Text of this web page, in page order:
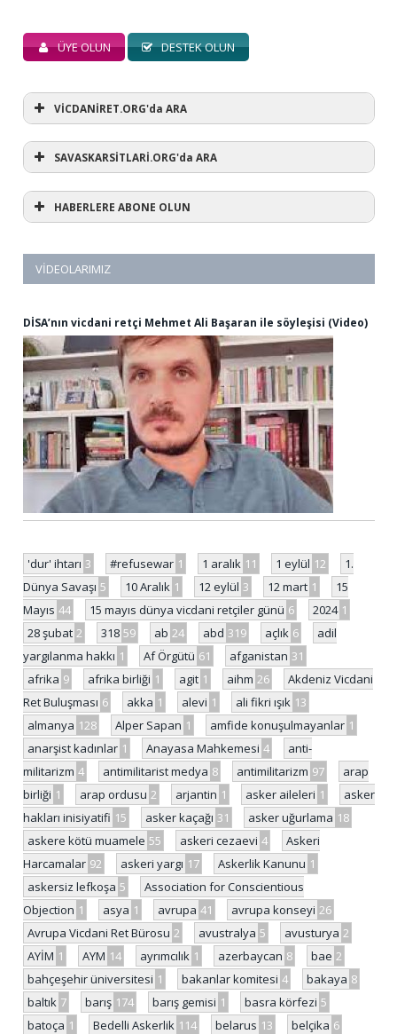
ÜYE OLUN DESTEK OLUN
VİCDANİRET.ORG'da ARA
SAVASKARSİTLARİ.ORG'da ARA
HABERLERE ABONE OLUN
VIDEOLARIMIZ
DİSA’nın vicdani retçi Mehmet Ali Başaran ile söyleşisi (Video)
'dur' ihtarı 3 #refusewar 1 1 aralık 11 1 eylül 12
1.
Dünya Savaşı 5 10 Aralık 1 12 eylül 3 12 mart 1
15
Mayıs 44 15 mayıs dünya vicdani retçiler günü 6 2024 1
28 şubat 2 318 59 ab 24 abd 319 açlık 6
adil
yargılanma hakkı 1 Af Örgütü 61 afganistan 31
afrika 9 afrika birliği 1 agit 1 aihm 26
Akdeniz Vicdani
Ret Buluşması 6 akka 1 alevi 1 ali fikri ışık 13
almanya 128 Alper Sapan 1 amfide konuşulmayanlar 1
anarşist kadınlar 1 Anayasa Mahkemesi 4
anti-
militarizm 4 antimilitarist medya 8 antimilitarizm 97
arap
birliği 1 arap ordusu 2 arjantin 1 asker aileleri 1
asker
hakları inisiyatifi 15 asker kaçağı 31 asker uğurlama 18
askere kötü muamele 55 askeri cezaevi 4
Askeri
Harcamalar 92 askeri yargı 17 Askerlik Kanunu 1
askersiz lefkoşa 5
Association for Conscientious
Objection 1 asya 1 avrupa 41 avrupa konseyi 26
Avrupa Vicdani Ret Bürosu 2 avustralya 5 avusturya 2
AYİM 1 AYM 14 ayrımcılık 1 azerbaycan 8 bae 2
bahçeşehir üniversitesi 1 bakanlar komitesi 4 bakaya 8
baltık 7 barış 174 barış gemisi 1 basra körfezi 5
batoça 1 Bedelli Askerlik 114 belarus 13 belçika 6